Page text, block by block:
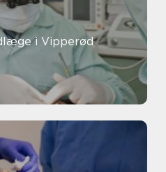
i Vipperød